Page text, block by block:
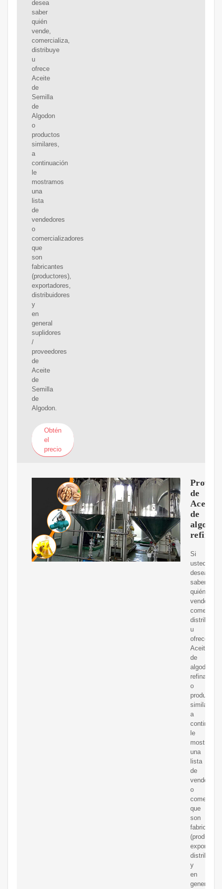
desea
saber
quién
vende,
comercializa,
distribuye
u
ofrece
Aceite
de
Semilla
de
Algodon
o
productos
similares,
a
continuación
le
mostramos
una
lista
de
vendedores
o
comercializadores
que
son
fabricantes
(productores),
exportadores,
distribuidores
y
en
general
suplidores
/
proveedores
de
Aceite
de
Semilla
de
Algodon.
Obtén
el
precio
de
Aceite
de
algodón
Si
usted
desea
saber
quién
vende,
distribuye
u
ofrece
Aceite
de
algodón
refinado
o
productos
similares,
a
le
mostramos
una
lista
de
o
que
son
fabricantes
y
en
general